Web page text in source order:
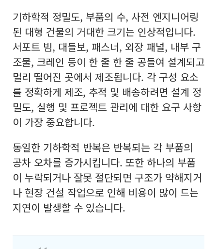
기하학적 정밀도, 부품의 수, 사전 엔지니어링
된 대형 건물의 거대한 크기는 인상적입니다.
서포트 빔, 대들보, 패스너, 외장 패널, 내부 구
조물, 크레인 등이 한 줄 한 줄 공들여 설계되고
멀리 떨어진 곳에서 제조됩니다. 각 구성 요소
를 정확하게 제조, 추적 및 배송하려면 설계 정
밀도, 실행 및 프로젝트 관리에 대한 요구 사항
이 가장 중요합니다.
동일한 기하학적 반복은 반복되는 각 부품의
공차 오차를 증가시킵니다. 또한 하나의 부품
이 누락되거나 잘못 절단되면 구조가 약해지거
나 현장 건설 작업으로 인해 비용이 많이 드는
지연이 발생할 수 있습니다.